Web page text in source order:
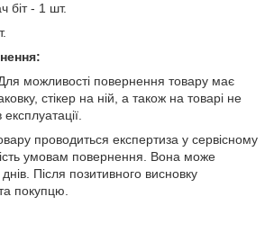
біт - 1 шт.
можливості повернення товару має
стікер на ній, а також на товарі не
проводиться експертиза у сервісному
умовам повернення. Вона може
Після позитивного висновку
покупцю.